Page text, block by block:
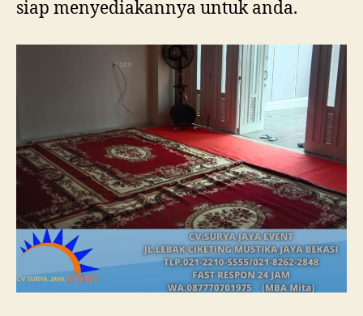
siap menyediakannya untuk anda.